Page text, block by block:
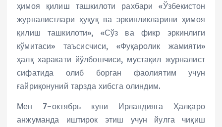
ҳимоя қилиш ташкилоти рахбари «Ўзбекистон
журналистлари ҳуқуқ ва эркинликларини ҳимоя
қилиш ташкилоти», «Сўз ва фикр эркинлиги
кўмитаси» таъсисчиси, «Фуқаролик жамияти»
ҳалқ харакати йўлбошчиси, мустақил журналист
сифатида олиб борган фаолиятим учун
ғайриқонуний тарзда хибсга олиндим.
Мен 7–октябрь куни Ирландияга Ҳалқаро
анжуманда иштирок этиш учун йулга чиқиш